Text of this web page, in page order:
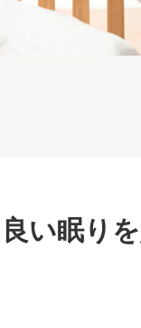
い眠り